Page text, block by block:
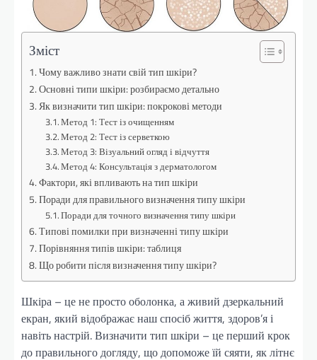
Зміст
Чому важливо знати свій тип шкіри?
Основні типи шкіри: розбираємо детально
Як визначити тип шкіри: покрокові методи
Метод 1: Тест із очищенням
Метод 2: Тест із серветкою
Метод 3: Візуальний огляд і відчуття
Метод 4: Консультація з дерматологом
Фактори, які впливають на тип шкіри
Поради для правильного визначення типу шкіри
Поради для точного визначення типу шкіри
Типові помилки при визначенні типу шкіри
Порівняння типів шкіри: таблиця
Що робити після визначення типу шкіри?
Шкіра – це не просто оболонка, а живий дзеркальний
екран, який відображає наш спосіб життя, здоров’я і
навіть настрій. Визначити тип шкіри – це перший крок
до правильного догляду, що допоможе їй сяяти, як літнє